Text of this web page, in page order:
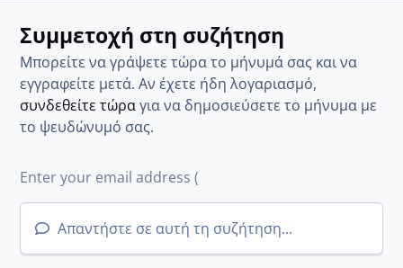
Συμμετοχή στη συζήτηση
Μπορείτε να γράψετε τώρα το μήνυμά σας και να
εγγραφείτε μετά. Αν έχετε ήδη λογαριασμό,
συνδεθείτε τώραγια να δημοσιεύσετε το μήνυμα με
το ψευδώνυμό σας.
Απαντήστε σε αυτή τη συζήτηση...